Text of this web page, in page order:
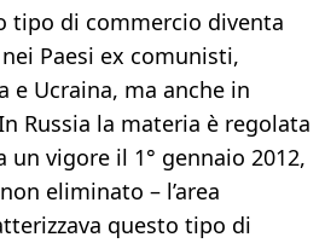
tipo di commercio diventa
Paesi ex comunisti,
e Ucraina, ma anche in
Russia la materia è regolata
un vigore il 1° gennaio 2012,
eliminato – l’area
questo tipo di